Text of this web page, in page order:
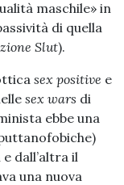
maschile» in
di quella
Slut).
sex positive e
sex wars di
ebbe una
dall’altra il
una nuova